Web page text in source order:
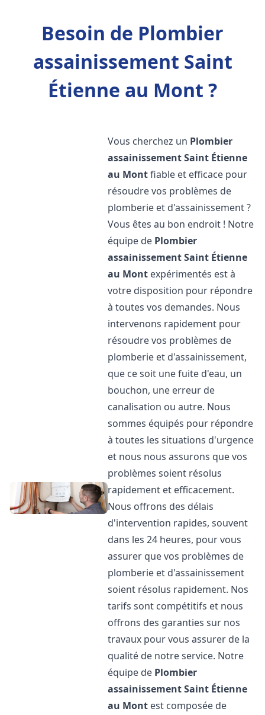
Besoin de Plombier
assainissement Saint
Étienne au Mont ?
Vous cherchez un Plombier
assainissementSaint Étienne
au Montfiable et efficace pour
résoudre vos problèmes de
plomberie et d'assainissement ?
Vous êtes au bon endroit ! Notre
équipe de Plombier
assainissementSaint Étienne
au Mont expérimentés est à
votre disposition pour répondre
à toutes vos demandes. Nous
intervenons rapidement pour
résoudre vos problèmes de
plomberie et d'assainissement,
que ce soit une fuite d'eau, un
bouchon, une erreur de
canalisation ou autre. Nous
sommes équipés pour répondre
à toutes les situations d'urgence
et nous nous assurons que vos
problèmes soient résolus
rapidement et efficacement.
Nous offrons des délais
d'intervention rapides, souvent
dans les 24 heures, pour vous
assurer que vos problèmes de
plomberie et d'assainissement
soient résolus rapidement. Nos
tarifs sont compétitifs et nous
offrons des garanties sur nos
travaux pour vous assurer de la
qualité de notre service. Notre
équipe de Plombier
assainissementSaint Étienne
au Mont est composée de